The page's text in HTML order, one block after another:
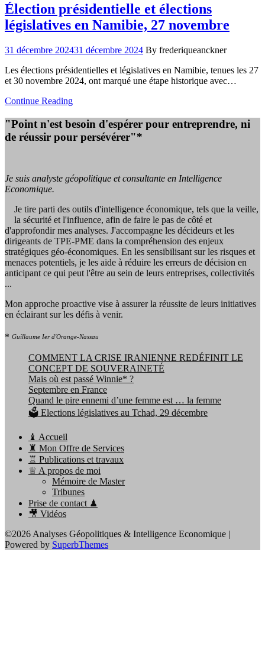
Élection présidentielle et élections
législatives en Namibie, 27 novembre
31 décembre 202431 décembre 2024 By frederiqueanckner
Les élections présidentielles et législatives en Namibie, tenues les 27
et 30 novembre 2024, ont marqué une étape historique avec…
Continue Reading
"Point n'est besoin d'espérer pour entreprendre, ni
de réussir pour persévérer"*
Je suis analyste géopolitique et consultante en Intelligence
Economique.
Je tire parti des outils d'intelligence économique, tels que la veille,
la sécurité et l'influence, afin de faire le pas de côté et
d'approfondir mes analyses. J'accompagne les décideurs et les
dirigeants de TPE-PME dans la compréhension des enjeux
stratégiques géo-économiques. En les sensibilisant sur les risques et
menaces potentiels, je les aide à réduire les erreurs de décision en
anticipant ce qui peut l'être au sein de leurs entreprises, collectivités
...
Mon approche proactive vise à assurer la réussite de leurs initiatives
en éclairant sur les défis à venir.
* Guillaume Ier d'Orange-Nassau
COMMENT LA CRISE IRANIENNE REDÉFINIT LE
CONCEPT DE SOUVERAINETÉ
Mais où est passé Winnie* ?
Septembre en France
Quand le pire ennemi d’une femme est … la femme
🗳️ Elections législatives au Tchad, 29 décembre
♝ Accueil
♜ Mon Offre de Services
♖ Publications et travaux
♕ A propos de moi
Mémoire de Master
Tribunes
Prise de contact ♟
🎥 Vidéos
©2026 Analyses Géopolitiques & Intelligence Economique |
Powered by SuperbThemes